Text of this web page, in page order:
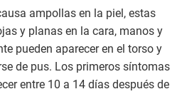
ampollas en la piel, estas
y planas en la cara, manos y
pueden aparecer en el torso y
de pus. Los primeros síntomas
entre 10 a 14 días después de